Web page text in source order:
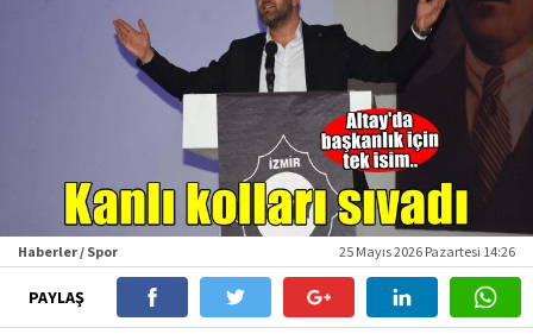
Haberler / Spor 25 Mayıs 2026 Pazartesi 14:26
PAYLAŞ